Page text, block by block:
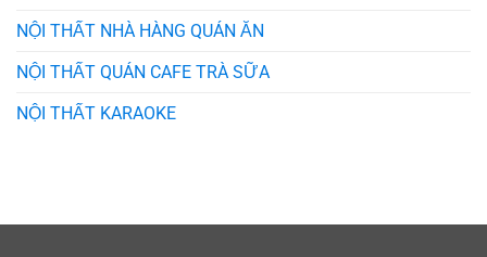
NỘI THẤT NHÀ HÀNG QUÁN ĂN
NỘI THẤT QUÁN CAFE TRÀ SỮA
NỘI THẤT KARAOKE